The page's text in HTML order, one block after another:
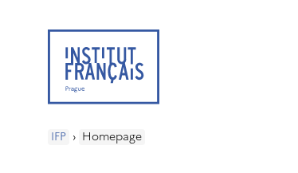
IFP › Homepage